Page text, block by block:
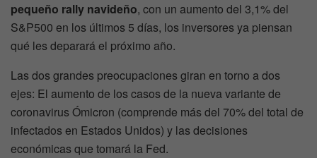
pequeño rally navideño, con un aumento del 3,1% del
S&P500 en los últimos 5 días, los inversores ya piensan
qué les deparará el próximo año.
Las dos grandes preocupaciones giran en torno a dos
ejes: El aumento de los casos de la nueva variante de
coronavirus Ómicron (comprende más del 70% del total de
infectados en Estados Unidos) y las decisiones
económicas que tomará la Fed.